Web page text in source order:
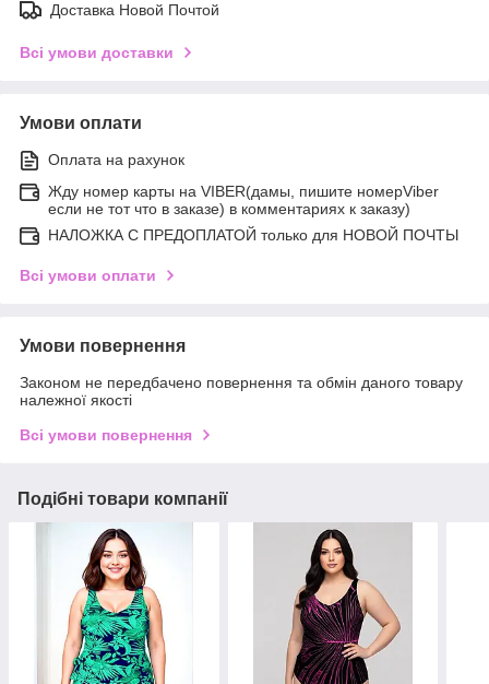
Доставка Новой Почтой
Всі умови доставки
Умови оплати
Оплата на рахунок
Жду номер карты на VIBER(дамы, пишите номерViber
если не тот что в заказе) в комментариях к заказу)
НАЛОЖКА С ПРЕДОПЛАТОЙ только для НОВОЙ ПОЧТЫ
Всі умови оплати
Умови повернення
Законом не передбачено повернення та обмін даного товару
належної якості
Всі умови повернення
Подібні товари компанії